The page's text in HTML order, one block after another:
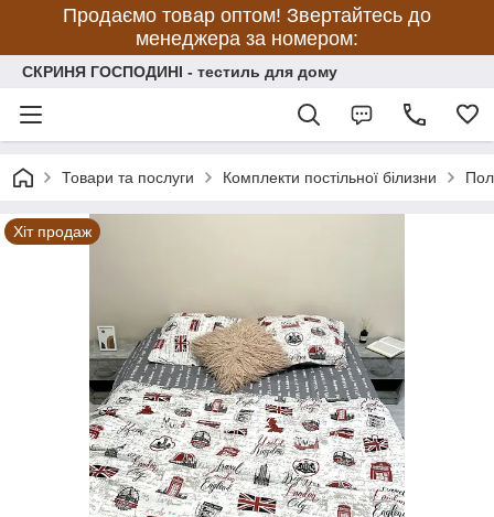
Продаємо товар оптом! Звертайтесь до
менеджера за номером:
СКРИНЯ ГОСПОДИНІ - тестиль для дому
Товари та послуги Комплекти постільної білизни
Хіт продаж